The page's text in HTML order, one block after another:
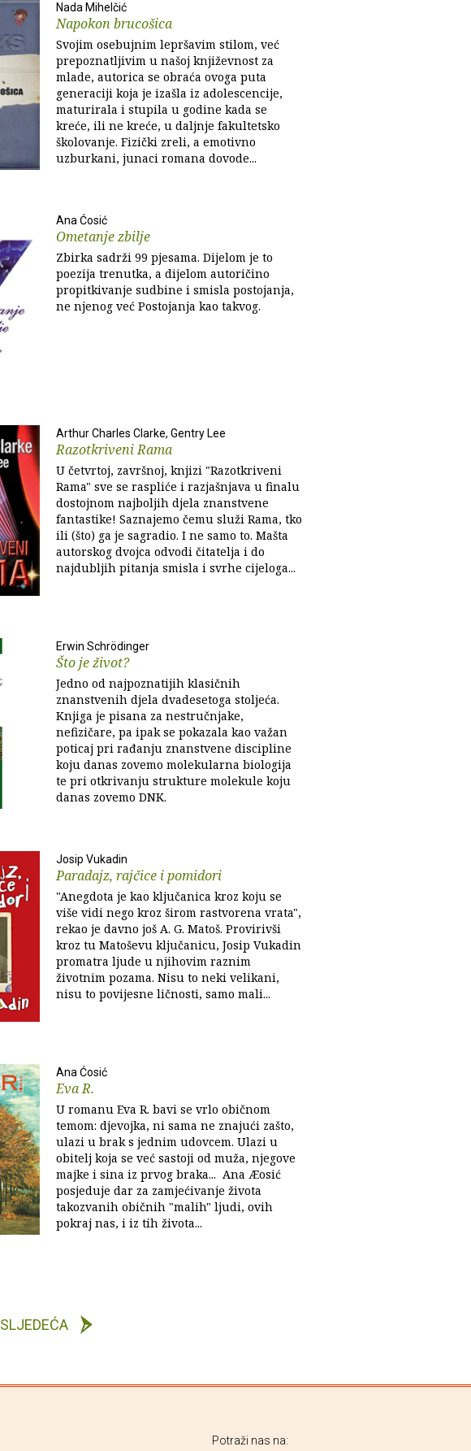
Nada Mihelčić
Napokon brucošica
Svojim osebujnim lepršavim stilom, već
prepoznatljivim u našoj književnost za
mlade, autorica se obraća ovoga puta
generaciji koja je izašla iz adolescencije,
maturirala i stupila u godine kada se
kreće, ili ne kreće, u daljnje fakultetsko
školovanje. Fizički zreli, a emotivno
uzburkani, junaci romana dovode...
Ana Ćosić
Ometanje zbilje
Zbirka sadrži 99 pjesama. Dijelom je to
poezija trenutka, a dijelom autoričino
propitkivanje sudbine i smisla postojanja,
ne njenog već Postojanja kao takvog.
Arthur Charles Clarke, Gentry Lee
Razotkriveni Rama
U četvrtoj, završnoj, knjizi "Razotkriveni
Rama" sve se raspliće i razjašnjava u finalu
dostojnom najboljih djela znanstvene
fantastike! Saznajemo čemu služi Rama, tko
ili (što) ga je sagradio. I ne samo to. Mašta
autorskog dvojca odvodi čitatelja i do
najdubljih pitanja smisla i svrhe cijeloga...
Erwin Schrödinger
Što je život?
Jedno od najpoznatijih klasičnih
znanstvenih djela dvadesetoga stoljeća.
Knjiga je pisana za nestručnjake,
nefizičare, pa ipak se pokazala kao važan
poticaj pri rađanju znanstvene discipline
koju danas zovemo molekularna biologija
te pri otkrivanju strukture molekule koju
danas zovemo DNK.
Josip Vukadin
Paradajz, rajčice i pomidori
"Anegdota je kao ključanica kroz koju se
više vidi nego kroz širom rastvorena vrata",
rekao je davno još A. G. Matoš. Provirivši
kroz tu Matoševu ključanicu, Josip Vukadin
promatra ljude u njihovim raznim
životnim pozama. Nisu to neki velikani,
nisu to povijesne ličnosti, samo mali...
Ana Ćosić
Eva R.
U romanu Eva R. bavi se vrlo običnom
temom: djevojka, ni sama ne znajući zašto,
ulazi u brak s jednim udovcem. Ulazi u
obitelj koja se već sastoji od muža, njegove
majke i sina iz prvog braka... Ana Æosić
posjeduje dar za zamjećivanje života
takozvanih običnih "malih" ljudi, ovih
pokraj nas, i iz tih života...
SLJEDEĆA
Potraži nas na: